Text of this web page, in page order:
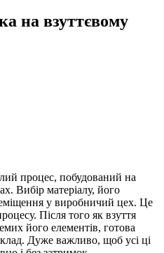
на взуттєвому
процес, побудований на
Вибір матеріалу, його
у виробничий цех. Це
Після того як взуття
його елементів, готова
Дуже важливо, щоб усі ці